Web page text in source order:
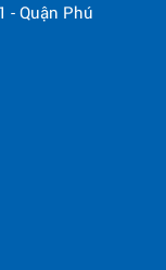
- Quận Phú